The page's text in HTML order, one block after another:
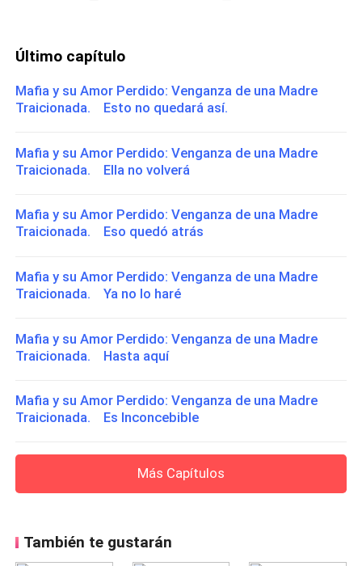
Último capítulo
Mafia y su Amor Perdido: Venganza de una Madre
Traicionada. Esto no quedará así.
Mafia y su Amor Perdido: Venganza de una Madre
Traicionada. Ella no volverá
Mafia y su Amor Perdido: Venganza de una Madre
Traicionada. Eso quedó atrás
Mafia y su Amor Perdido: Venganza de una Madre
Traicionada. Ya no lo haré
Mafia y su Amor Perdido: Venganza de una Madre
Traicionada. Hasta aquí
Mafia y su Amor Perdido: Venganza de una Madre
Traicionada. Es Inconcebible
Más Capítulos
También te gustarán